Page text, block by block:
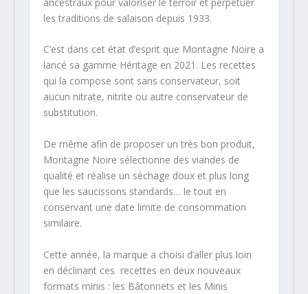
les traditions de salaison depuis 1933.
C’est dans cet état d’esprit que Montagne Noire a
lancé sa gamme Héritage en 2021. Les recettes
qui la compose sont sans conservateur, soit
aucun nitrate, nitrite ou autre conservateur de
substitution.
De même afin de proposer un très bon produit,
Montagne Noire sélectionne des viandes de
qualité et réalise un séchage doux et plus long
que les saucissons standards… le tout en
conservant une date limite de consommation
similaire.
Cette année, la marque a choisi d’aller plus loin
en déclinant ces recettes en deux nouveaux
formats minis : les Bâtonnets et les Minis